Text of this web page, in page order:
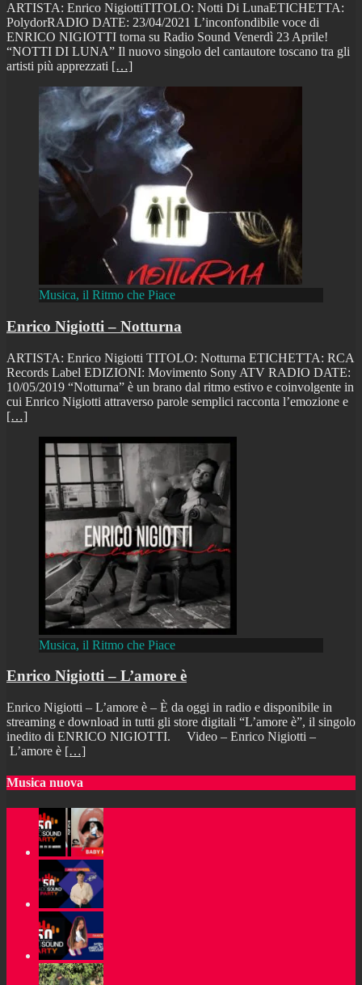
ARTISTA: Enrico NigiottiTITOLO: Notti Di LunaETICHETTA:
PolydorRADIO DATE: 23/04/2021 L’inconfondibile voce di
ENRICO NIGIOTTI torna su Radio Sound Venerdì 23 Aprile!
“NOTTI DI LUNA” Il nuovo singolo del cantautore toscano tra gli
artisti più apprezzati […]
Musica, il Ritmo che Piace
Enrico Nigiotti – Notturna
ARTISTA: Enrico Nigiotti TITOLO: Notturna ETICHETTA: RCA
Records Label EDIZIONI: Movimento Sony ATV RADIO DATE:
10/05/2019 “Notturna” è un brano dal ritmo estivo e coinvolgente in
cui Enrico Nigiotti attraverso parole semplici racconta l’emozione e
[…]
Musica, il Ritmo che Piace
Enrico Nigiotti – L’amore è
Enrico Nigiotti – L’amore è – È da oggi in radio e disponibile in
streaming e download in tutti gli store digitali “L’amore è”, il singolo
inedito di ENRICO NIGIOTTI. Video – Enrico Nigiotti –
L’amore è […]
Musica nuova